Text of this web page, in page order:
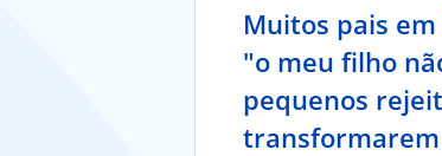
Muitos pais
"o meu filho
pequenos
transformarem